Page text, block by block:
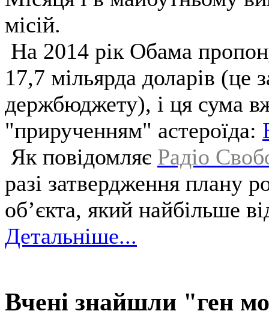
місій.
На 2014 рік Обама
17,7 мільярда доларів (це
держбюджету), і ця сума
"прирученням" астероїда:
Як повідомляє Радіо
разі затвердження плану
об’єкта, який найбільше
Детальніше...
Вчені знайшли "ген